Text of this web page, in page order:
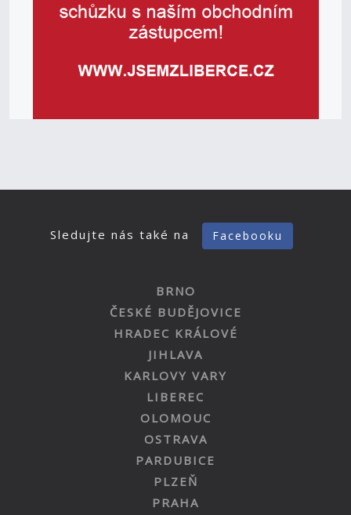
Sledujte nás také na Facebooku
BRNO
ČESKÉ BUDĚJOVICE
HRADEC KRÁLOVÉ
JIHLAVA
KARLOVY VARY
LIBEREC
OLOMOUC
OSTRAVA
PARDUBICE
PLZEŇ
PRAHA